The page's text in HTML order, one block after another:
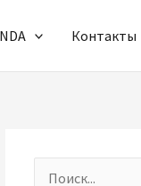
Контакты